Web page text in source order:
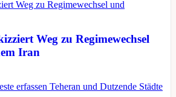
Weg zu Regimewechsel
Iran